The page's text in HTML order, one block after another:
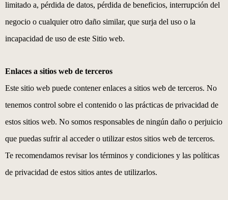
limitado a, pérdida de datos, pérdida de beneficios, interrupción del
negocio o cualquier otro daño similar, que surja del uso o la
incapacidad de uso de este Sitio web.
Enlaces a sitios web de terceros
Este sitio web puede contener enlaces a sitios web de terceros. No
tenemos control sobre el contenido o las prácticas de privacidad de
estos sitios web. No somos responsables de ningún daño o perjuicio
que puedas sufrir al acceder o utilizar estos sitios web de terceros.
Te recomendamos revisar los términos y condiciones y las políticas
de privacidad de estos sitios antes de utilizarlos.